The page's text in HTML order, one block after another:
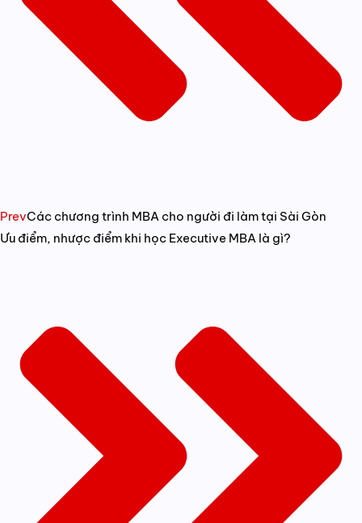
PrevCác chương trình MBA cho người đi làm tại Sài Gòn
Ưu điểm, nhược điểm khi học Executive MBA là gì?